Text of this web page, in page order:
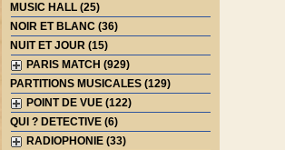
MUSIC HALL (25)
NOIR ET BLANC (36)
NUIT ET JOUR (15)
PARIS MATCH (929)
PARTITIONS MUSICALES (129)
POINT DE VUE (122)
QUI ? DETECTIVE (6)
RADIOPHONIE (33)